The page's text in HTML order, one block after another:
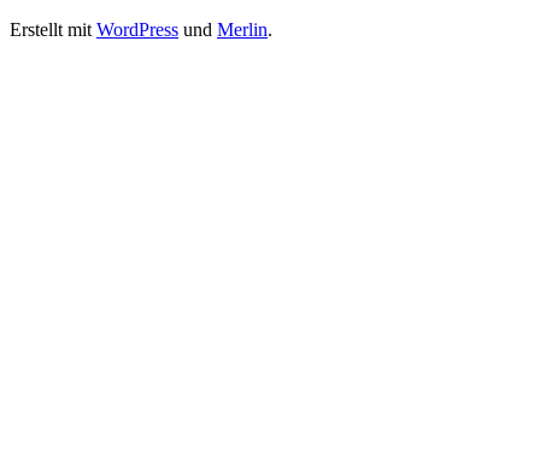
Erstellt mit WordPress und Merlin.